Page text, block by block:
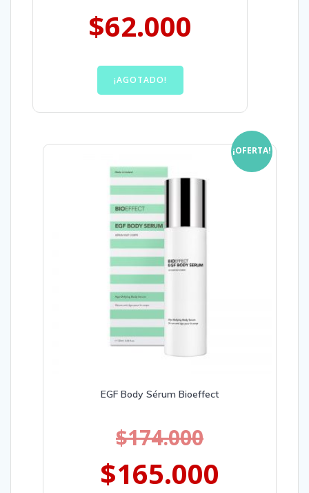
$62.000
¡AGOTADO!
¡OFERTA!
EGF Body Sérum Bioeffect
$174.000
$165.000